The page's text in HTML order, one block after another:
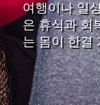
여행이나 일
은 휴식과 회
는 몸이 한결